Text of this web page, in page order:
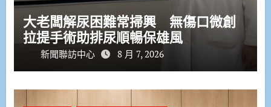
大老闆解尿困難常掃興 無傷口微創
拉提手術助排尿順暢保雄風
新聞聯訪中心 8 月 7, 2026